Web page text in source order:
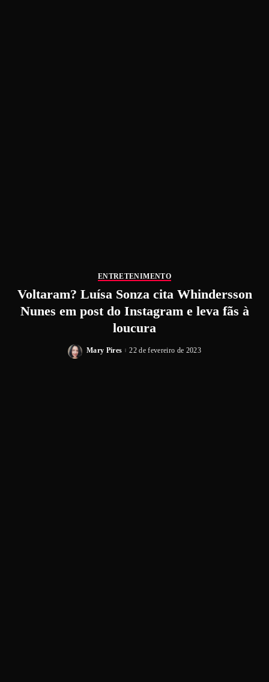
ENTRETENIMENTO
Voltaram? Luísa Sonza cita Whindersson
Nunes em post do Instagram e leva fãs à
loucura
Mary Pires 22 de fevereiro de 2023